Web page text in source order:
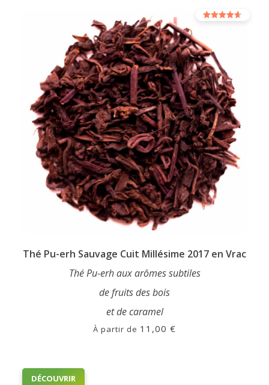
peuvent
être
choisies
sur
la
page
du
produit
Thé Pu-erh Sauvage Cuit Millésime 2017 en Vrac
Thé Pu-erh aux arômes subtiles
de fruits des bois
et de caramel
Note
sur 5
À partir de 11,00 €
DÉCOUVRIR
Ce